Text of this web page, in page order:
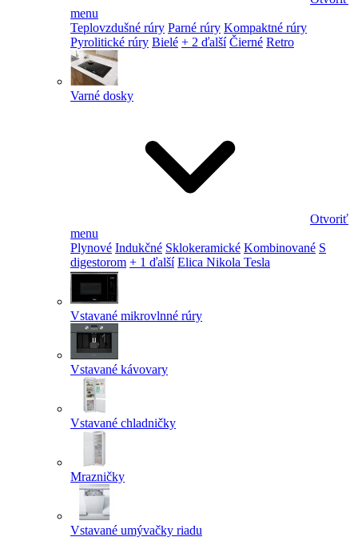
menu
Teplovzdušné rúry Parné rúry Kompaktné rúry
Pyrolitické rúry Bielé + 2 ďalší Čierné Retro
Varné dosky
Otvoriť
menu
Plynové Indukčné Sklokeramické Kombinované S
digestorom + 1 ďalší Elica Nikola Tesla
Vstavané mikrovlnné rúry
Vstavané kávovary
Vstavané chladničky
Mrazničky
Vstavané umývačky riadu